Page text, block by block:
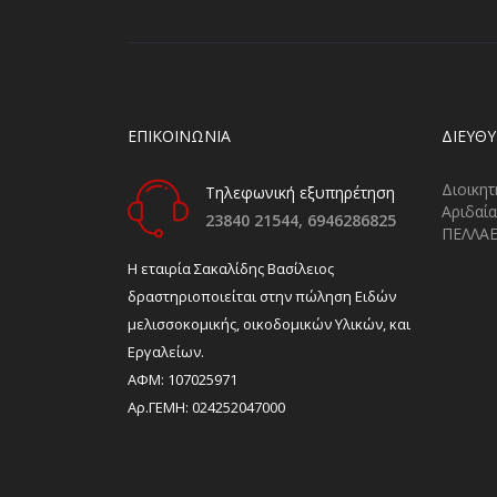
ΕΠΙΚΟΙΝΩΝΙΑ
Τηλεφωνική εξυπηρέτηση
23840 21544, 6946286825
H εταιρία Σακαλίδης Βασίλειος
δραστηριοποιείται στην πώληση Ειδών
μελισσοκομικής, οικοδομικών Υλικών, και
Εργαλείων.
ΑΦΜ: 107025971
Αρ.ΓΕΜΗ: 024252047000